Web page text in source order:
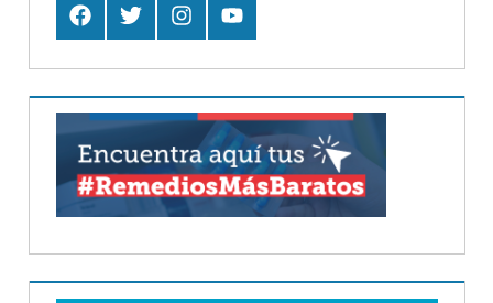
FacebookTwitter InstagramYoutube